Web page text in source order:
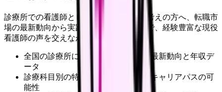
診療所での看護師としてのキャリアをお考えの方へ、転職市
場の最新動向から実践的なアドバイスまで、経験豊富な現役
看護師の声を交えながらご紹介します。
全国の診療所における看護師求人の最新動向と年収デ
ータ
診療科目別の特徴と必要なスキル、キャリアパスの可
能性